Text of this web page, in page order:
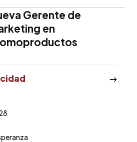
Gerente de
en